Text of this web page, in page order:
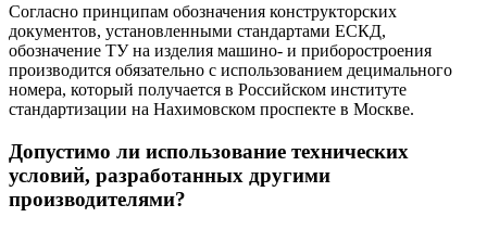
Согласно принципам обозначения конструкторских
документов, установленными стандартами ЕСКД,
обозначение ТУ на изделия машино- и приборостроения
производится обязательно с использованием децимального
номера, который получается в Российском институте
стандартизации на Нахимовском проспекте в Москве.
Допустимо ли использование технических
условий, разработанных другими
производителями?